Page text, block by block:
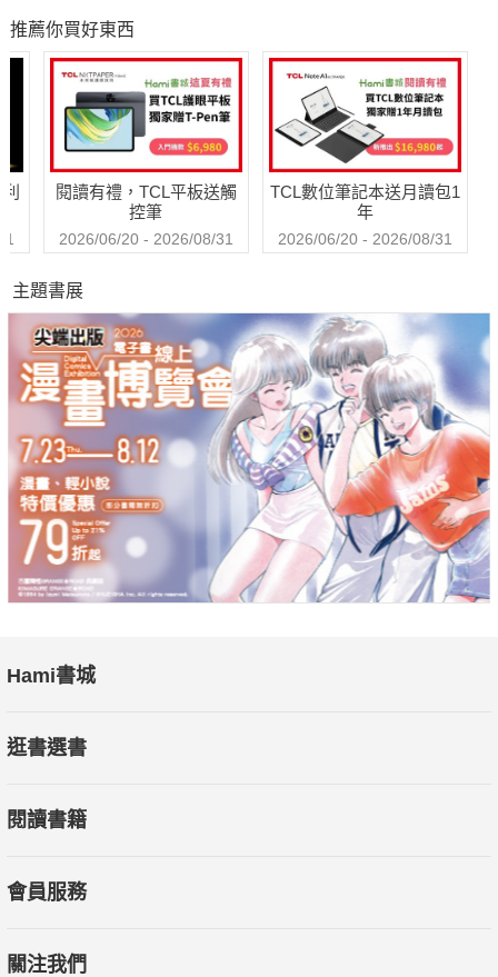
推薦你買好東西
閱讀有禮，TCL平板送觸
控筆
2026/06/20 - 2026/08/31
TCL數位筆記本送月讀包1
年
2026/06/20 - 2026/08/31
主題書展
Hami書城
逛書選書
閱讀書籍
會員服務
關注我們